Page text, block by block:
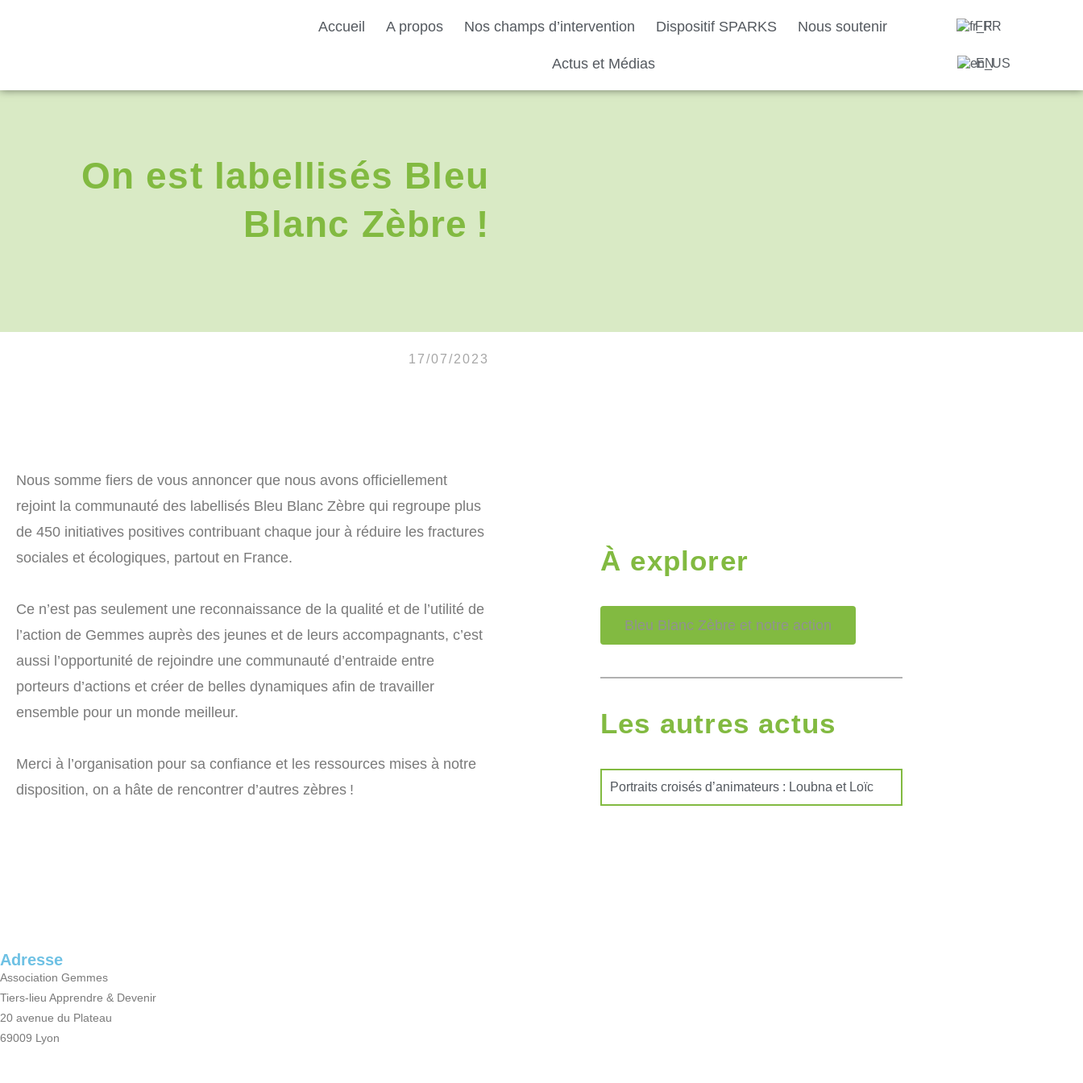
Accueil A propos Nos champs d’intervention Dispositif SPARKS Nous soutenir
Actus et Médias
FR
EN
On est labellisés Bleu
Blanc Zèbre !
17/07/2023
Nous somme fiers de vous annoncer que nous avons officiellement
rejoint la communauté des labellisés Bleu Blanc Zèbre qui regroupe plus
de 450 initiatives positives contribuant chaque jour à réduire les fractures
sociales et écologiques, partout en France.
Ce n’est pas seulement une reconnaissance de la qualité et de l’utilité de
l’action de Gemmes auprès des jeunes et de leurs accompagnants, c’est
aussi l’opportunité de rejoindre une communauté d’entraide entre
porteurs d’actions et créer de belles dynamiques afin de travailler
ensemble pour un monde meilleur.
Merci à l’organisation pour sa confiance et les ressources mises à notre
disposition, on a hâte de rencontrer d’autres zèbres !
À explorer
Bleu Blanc Zèbre et notre action
Les autres actus
Portraits croisés d’animateurs : Loubna et Loïc
Adresse
Association Gemmes
Tiers-lieu Apprendre & Devenir
20 avenue du Plateau
69009 Lyon